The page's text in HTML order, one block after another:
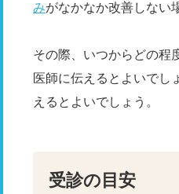
みがなかなか改善しない
その際、いつからどの程
医師に伝えるとよいでし
えるとよいでしょう。
受診の目安